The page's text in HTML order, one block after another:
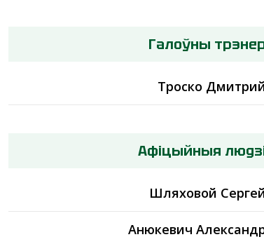
Галоўны
Троско
Афіцыйныя
Шляховой
Анюкевич